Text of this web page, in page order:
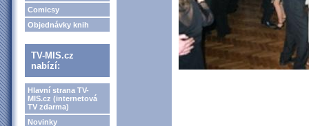
Comicsy
Objednávky knih
TV-MIS.cz
nabízí:
Hlavní strana TV-
MIS.cz (internetová
TV zdarma)
Novinky